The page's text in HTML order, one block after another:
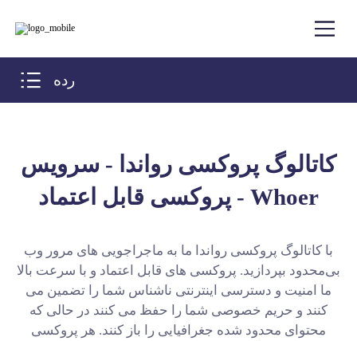
کاتالوگ پروکسی رواندا - سرویس
پروکسی قابل اعتماد - Whoer
با کاتالوگ پروکسی رواندا ما به ماجراجویی های مرور وب
بی‌محدود بپردازید. پروکسی های قابل اعتماد و با سرعت بالا
ما امنیت و دسترسی اینترنتی ناشناس شما را تضمین می
کنند و حریم خصوصی شما را حفظ می کنند در حالی که
محتوای محدود شده جغرافیایی را باز کنند. هر پروکسی
رده